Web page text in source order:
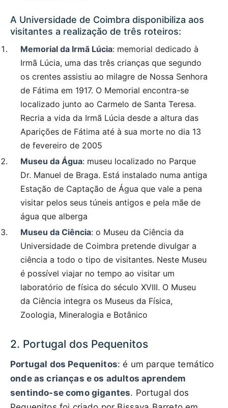
A Universidade de Coimbra disponibiliza aos
visitantes a realização de três roteiros:
Memorial da Irmã Lúcia: memorial dedicado à
Irmã Lúcia, uma das três crianças que segundo
os crentes assistiu ao milagre de Nossa Senhora
de Fátima em 1917. O Memorial encontra-se
localizado junto ao Carmelo de Santa Teresa.
Recria a vida da Irmã Lúcia desde a altura das
Aparições de Fátima até à sua morte no dia 13
de fevereiro de 2005
Museu da Água: museu localizado no Parque
Dr. Manuel de Braga. Está instalado numa antiga
Estação de Captação de Água que vale a pena
visitar pelos seus túneis antigos e pela mãe de
água que alberga
Museu da Ciência: o Museu da Ciência da
Universidade de Coimbra pretende divulgar a
ciência a todo o tipo de visitantes. Neste Museu
é possível viajar no tempo ao visitar um
laboratório de física do século XVIII. O Museu
da Ciência integra os Museus da Física,
Zoologia, Mineralogia e Botânico
2. Portugal dos Pequenitos
Portugal dos Pequenitos: é um parque temático
onde as crianças e os adultos aprendem
sentindo-se como gigantes. Portugal dos